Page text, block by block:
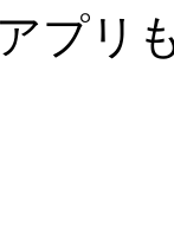
プリ